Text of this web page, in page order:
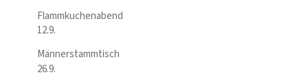
Flammkuchenabend
12.9.
Männerstammtisch
26.9.